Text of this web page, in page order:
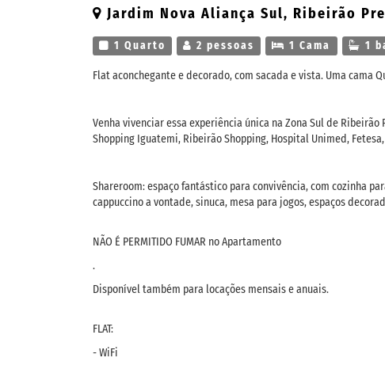
Jardim Nova Aliança Sul, Ribeirão
1 Quarto 2 pessoas 1 Cama 1
Flat aconchegante e decorado, com sacada e vista. Uma cama
Venha vivenciar essa experiência única na Zona Sul de Ribeirão
Shopping Iguatemi, Ribeirão Shopping, Hospital Unimed,
Shareroom: espaço fantástico para convivência, com cozinha
cappuccino a vontade, sinuca, mesa para jogos, espaços
NÃO É PERMITIDO FUMAR no Apartamento
.
Disponível também para locações mensais e anuais.
FLAT:
- WiFi